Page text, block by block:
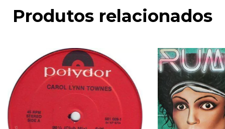
Produtos relacionados